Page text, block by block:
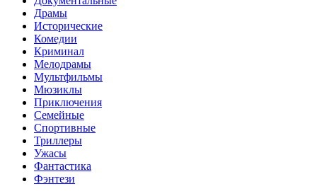
Драмы
Исторические
Комедии
Криминал
Мелодрамы
Мультфильмы
Мюзиклы
Приключения
Семейные
Спортивные
Триллеры
Ужасы
Фантастика
Фэнтези